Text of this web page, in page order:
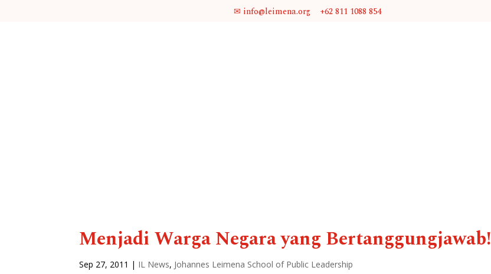
✉ info@leimena.org +62 811 1088 854
Menjadi Warga Negara yang Bertanggungjawab!
Sep 27, 2011 | IL News, Johannes Leimena School of Public Leadership